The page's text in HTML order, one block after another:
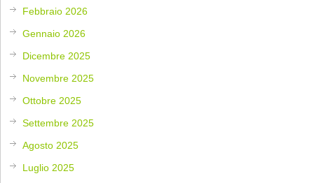
Febbraio 2026
Gennaio 2026
Dicembre 2025
Novembre 2025
Ottobre 2025
Settembre 2025
Agosto 2025
Luglio 2025